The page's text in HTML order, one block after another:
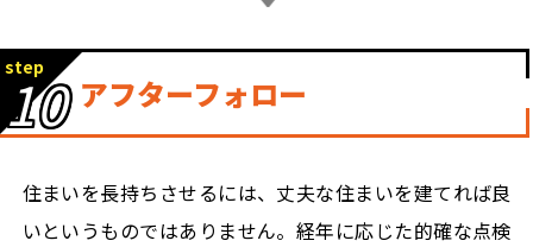
step
10 アフターフォロー
住まいを長持ちさせるには、丈夫な住まいを建てれば良
いというものではありません。経年に応じた的確な点検